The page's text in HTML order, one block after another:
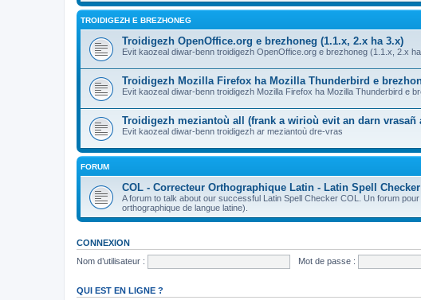
TROIDIGEZH E BREZHONEG
Troidigezh OpenOffice.org e brezhoneg (1.1.x, 2.x ha 3.x)
Evit kaozeal diwar-benn troidigezh OpenOffice.org e brezhoneg (1.1.x, 2.x
Troidigezh Mozilla Firefox ha Mozilla Thunderbird e
Evit kaozeal diwar-benn troidigezh Mozilla Firefox ha Mozilla Thunderbird e
Troidigezh meziantoù all (frank a wirioù evit an darn vrasañ
Evit kaozeal diwar-benn troidigezh ar meziantoù dre-vras
FORUM
COL - Correcteur Orthographique Latin - Latin Spell Checker
A forum to talk about our successful Latin Spell Checker COL. Un forum
orthographique de langue latine).
CONNEXION
Nom d’utilisateur :
Mot de passe :
QUI EST EN LIGNE ?